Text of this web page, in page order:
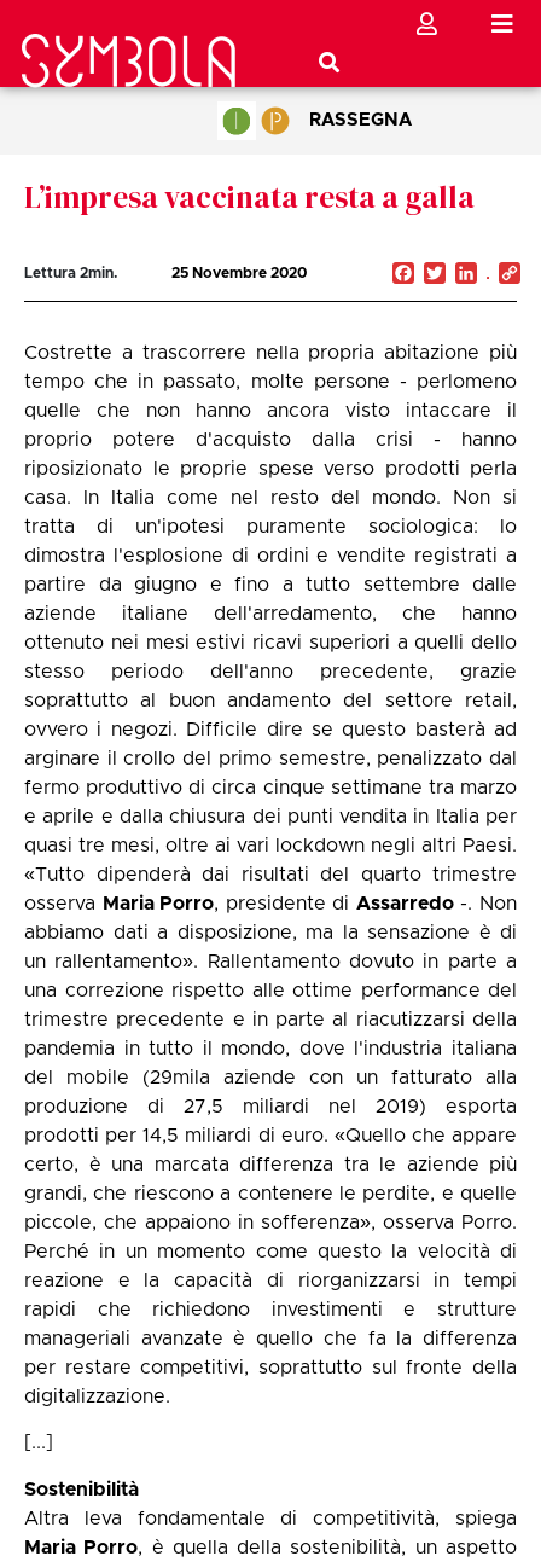
RASSEGNA
L’impresa vaccinata resta a galla
Lettura 2min. 25 Novembre 2020 Facebook
Twitter
Costrette a trascorrere nella propria abitazione più
tempo che in passato, molte persone - perlomeno
quelle che non hanno ancora visto intaccare il
proprio potere d'acquisto dalla crisi - hanno
riposizionato le proprie spese verso prodotti perla
casa. In Italia come nel resto del mondo. Non si
tratta di un'ipotesi puramente sociologica: lo
dimostra l'esplosione di ordini e vendite registrati a
partire da giugno e fino a tutto settembre dalle
aziende italiane dell'arredamento, che hanno
ottenuto nei mesi estivi ricavi superiori a quelli dello
stesso periodo dell'anno precedente, grazie
soprattutto al buon andamento del settore retail,
ovvero i negozi. Difficile dire se questo basterà ad
arginare il crollo del primo semestre, penalizzato dal
fermo produttivo di circa cinque settimane tra marzo
e aprile e dalla chiusura dei punti vendita in Italia per
quasi tre mesi, oltre ai vari lockdown negli altri Paesi.
«Tutto dipenderà dai risultati del quarto trimestre
osserva
Maria Porro, presidente di Assarredo-. Non
abbiamo dati a disposizione, ma la sensazione è di
un rallentamento». Rallentamento dovuto in parte a
una correzione rispetto alle ottime performance del
trimestre precedente e in parte al riacutizzarsi della
pandemia in tutto il mondo, dove l'industria italiana
del mobile (29mila aziende con un fatturato alla
produzione di 27,5 miliardi nel 2019) esporta
prodotti per 14,5 miliardi di euro. «Quello che appare
certo, è una marcata differenza tra le aziende più
grandi, che riescono a contenere le perdite, e quelle
piccole, che appaiono in sofferenza», osserva Porro.
Perché in un momento come questo la velocità di
reazione e la capacità di riorganizzarsi in tempi
rapidi che richiedono investimenti e strutture
manageriali avanzate è quello che fa la differenza
per restare competitivi, soprattutto sul fronte della
digitalizzazione.
[...]
Sostenibilità
Altra leva fondamentale di competitività, spiega
Maria Porro, è quella della sostenibilità, un aspetto